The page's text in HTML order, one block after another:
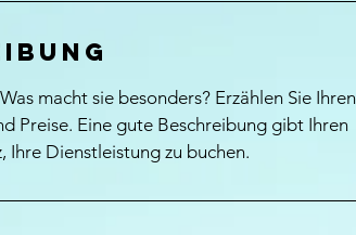
macht sie besonders? Erzählen Sie Ihren
Preise. Eine gute Beschreibung gibt Ihren
Ihre Dienstleistung zu buchen.